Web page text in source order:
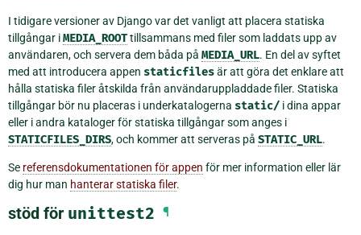
I tidigare versioner av Django var det vanligt att placera statiska
tillgångar iMEDIA_ROOTtillsammans med filer som laddats upp av
användaren, och servera dem båda på MEDIA_URL. En del av syftet
med att introducera appen staticfilesär att göra det enklare att
hålla statiska filer åtskilda från användaruppladdade filer. Statiska
tillgångar bör nu placeras i underkatalogerna static/ i dina appar
eller i andra kataloger för statiska tillgångar som anges i
STATICFILES_DIRS, och kommer att serveras på STATIC_URL.
Se referensdokumentationen för appen för mer information eller lär
dig hur man hanterar statiska filer.
stöd för unittest2 ¶